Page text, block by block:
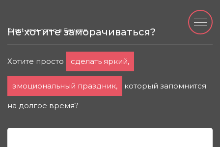
Event-агентство в Самаре
Не хотите заморачиваться?
Хотите просто сделать яркий,
эмоциональный праздник, который запомнится
на долгое время?